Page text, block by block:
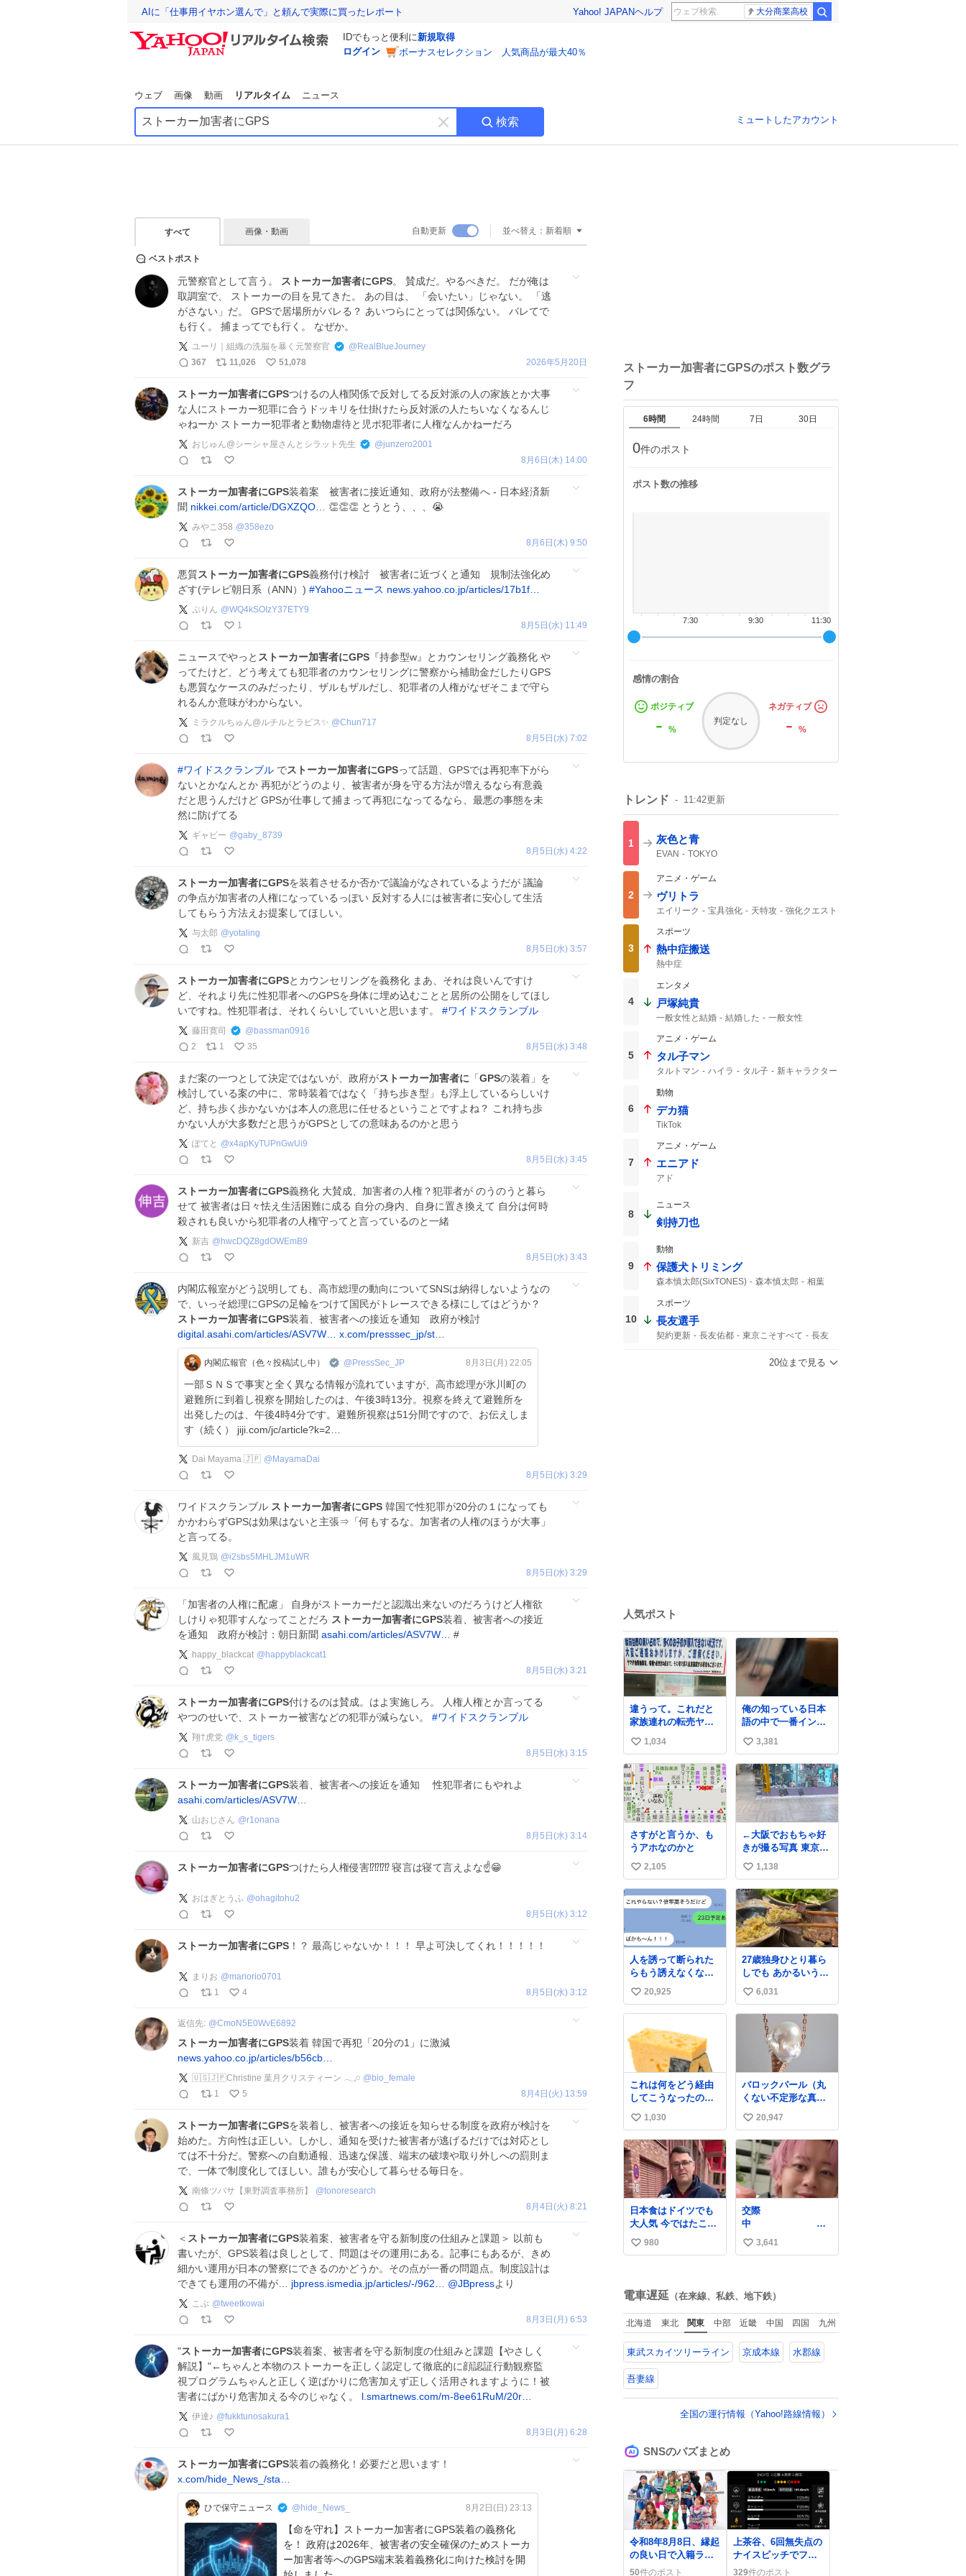
AIに「仕事用イヤホン選んで」と頼んで実際に買ったレポート Yahoo! JAPANヘルプ 大分商業高校
IDでもっと便利に新規取得
ログイン
ボーナスセレクション 人気商品が最大40％
ウェブ 画像 動画 リアルタイム ニュース
キ
ー
す
検索 ミュートしたアカウント
すべて 画像・動画 自動更新 並べ替え： 新着順
ベストポスト
元警察官として言う。 ストーカー加害者にGPS。 賛成だ。やるべきだ。 だが俺は
取調室で、 ストーカーの目を見てきた。 あの目は、 「会いたい」じゃない。 「逃
がさない」だ。 GPSで居場所がバレる？ あいつらにとっては関係ない。 バレてで
も行く。 捕まってでも行く。 なぜか。
ユーリ｜組織の洗脳を暴く元警察官 @ RealBlueJourney
367
11,026 51,078 2026年5月20日
ストーカー加害者にGPSつけるの人権関係で反対してる反対派の人の家族とか大事
な人にストーカー犯罪に合うドッキリを仕掛けたら反対派の人たちいなくなるんじ
ゃねーか ストーカー犯罪者と動物虐待と児ポ犯罪者に人権なんかねーだろ
おじゅん@シーシャ屋さんとシラット先生 @junzero2001
8月6日(木) 14:00
ストーカー加害者にGPS装着案 被害者に接近通知、政府が法整備へ - 日本経済新
聞 nikkei.com/article/DGXZQO… 👏👏👏 とうとう、、、😭
みやこ358 @358ezo
8月6日(木) 9:50
悪質ストーカー加害者にGPS義務付け検討 被害者に近づくと通知 規制法強化め
ざす(テレビ朝日系（ANN）) #Yahooニュース news.yahoo.co.jp/articles/17b1f…
ぷりん @WQ4kSOIzY37ETY9
1
8月5日(水) 11:49
ニュースでやっと ストーカー加害者にGPS 『持参型w』とカウンセリング義務化 や
ってたけど、どう考えても犯罪者のカウンセリングに警察から補助金だしたりGPS
も悪質なケースのみだったり、ザルもザルだし、犯罪者の人権がなぜそこまで守ら
れるんか意味がわからない。
ミラクルちゅん@ルチルとラピス✨ @Chun717
8月5日(水) 7:02
#ワイドスクランブル でストーカー加害者にGPSって話題、GPSでは再犯率下がら
ないとかなんとか 再犯がどうのより、被害者が身を守る方法が増えるなら有意義
だと思うんだけど GPSが仕事して捕まって再犯になってるなら、最悪の事態を未
然に防げてる
ギャビー @gaby_8739
8月5日(水) 4:22
ストーカー加害者にGPSを装着させるか否かで議論がなされているようだが 議論
の争点が加害者の人権になっているっぽい 反対する人には被害者に安心して生活
してもらう方法えお提案してほしい。
与太郎 @yotaling
8月5日(水) 3:57
ストーカー加害者にGPSとカウンセリングを義務化 まあ、それは良いんですけ
ど、それより先に性犯罪者へのGPSを身体に埋め込むことと居所の公開をしてほし
いですね。性犯罪者は、それくらいしていいと思います。 #ワイドスクランブル
藤田寛司 @ bassman0916
2
1 35 8月5日(水) 3:48
まだ案の一つとして決定ではないが、政府がストーカー加害者に 「 GPSの装着」を
検討している案の中に、常時装着ではなく「持ち歩き型」も浮上しているらしいけ
ど、持ち歩く歩かないかは本人の意思に任せるということですよね？ これ持ち歩
かない人が大多数だと思うがGPSとしての意味あるのかと思う
ぽてと @x4apKyTUPnGwUi9
8月5日(水) 3:45
ストーカー加害者にGPS義務化 大賛成、加害者の人権？犯罪者が のうのうと暮ら
せて 被害者は日々怯え生活困難に成る 自分の身内、自身に置き換えて 自分は何時
殺されも良いから犯罪者の人権守ってと言っているのと一緒
新吉 @ hwcDQZ8gdOWEmB9
8月5日(水) 3:43
内閣広報室がどう説明しても、高市総理の動向についてSNSは納得しないようなの
で、いっそ総理にGPSの足輪をつけて国民がトレースできる様にしてはどうか？
ストーカー加害者にGPS装着、被害者への接近を通知 政府が検討
digital.asahi.com/articles/ASV7W…
x.com/presssec_jp/st…
内閣広報官（色々投稿試し中） @PressSec_JP 8月3日(月) 22:05
一部ＳＮＳで事実と全く異なる情報が流れていますが、高市総理が氷川町の
避難所に到着し視察を開始したのは、午後3時13分。視察を終えて避難所を
出発したのは、午後4時4分です。避難所視察は51分間ですので、お伝えしま
す（続く） jiji.com/jc/article?k=2…
Dai Mayama 🇯🇵 @ MayamaDai
8月5日(水) 3:29
ワイドスクランブル ストーカー加害者にGPS 韓国で性犯罪が20分の１になっても
かかわらずGPSは効果はないと主張⇒「何もするな。加害者の人権のほうが大事」
と言ってる。
風見鶏 @i2sbs5MHLJM1uWR
8月5日(水) 3:29
「加害者の人権に配慮」 自身がストーカーだと認識出来ないのだろうけど人権欲
しけりゃ犯罪すんなってことだろ ストーカー加害者にGPS装着、被害者への接近
を通知 政府が検討：朝日新聞 asahi.com/articles/ASV7W… #
happy_blackcat @ happyblackcat1
8月5日(水) 3:21
ストーカー加害者にGPS付けるのは賛成。はよ実施しろ。 人権人権とか言ってる
やつのせいで、ストーカー被害などの犯罪が減らない。 #ワイドスクランブル
翔†虎党 @ k_s_tigers
8月5日(水) 3:15
ストーカー加害者にGPS装着、被害者への接近を通知 性犯罪者にもやれよ
asahi.com/articles/ASV7W…
山おじさん @r1onana
8月5日(水) 3:14
ストーカー加害者にGPSつけたら人権侵害⁉️⁉️⁉️⁉️ 寝言は寝て言えよな☝️😁
おはぎとうふ @ohagitohu2
8月5日(水) 3:12
ストーカー加害者にGPS ！？ 最高じゃないか！！！ 早よ可決してくれ！！！！！
まりお @mariorio0701
1
4 8月5日(水) 3:12
返信先: @CmoN5E0WvE6892
ストーカー加害者にGPS装着 韓国で再犯「20分の1」に激減
news.yahoo.co.jp/articles/b56cb…
🇺🇸🇯🇵Christine 葉月クリスティーン 𓂃𓈒𓏸 @ bio_female
1
5 8月4日(火) 13:59
ストーカー加害者にGPSを装着し、被害者への接近を知らせる制度を政府が検討を
始めた。方向性は正しい。しかし、通知を受けた被害者が逃げるだけでは対応とし
ては不十分だ。警察への自動通報、迅速な保護、端末の破壊や取り外しへの罰則ま
で、一体で制度化してほしい。誰もが安心して暮らせる毎日を。
南條ツバサ【東野調査事務所】 @tonoresearch
8月4日(火) 8:21
＜ ストーカー加害者にGPS装着案、被害者を守る新制度の仕組みと課題＞ 以前も
書いたが、GPS装着は良しとして、問題はその運用にある。記事にもあるが、きめ
細かい運用が日本の警察にできるのかどうか。その点が一番の問題点。制度設計は
できても運用の不備が… jbpress.ismedia.jp/articles/-/962… @JBpressより
こぶ @tweetkowai
8月3日(月) 6:53
"ストーカー加害者にGPS装着案、被害者を守る新制度の仕組みと課題【やさしく
解説】"←ちゃんと本物のストーカーを正しく認定して徹底的に顔認証行動観察監
視プログラムちゃんと正しく逆ばかりに危害加えず正しく活用されますように！被
害者にばかり危害加える今のじゃなく。 l.smartnews.com/m-8ee61RuM/20r…
伊達♪ @fukktunosakura1
8月3日(月) 6:28
ストーカー加害者にGPS装着の義務化！必要だと思います！
x.com/hide_News_/sta…
ひで保守ニュース @hide_News_ 8月2日(日) 23:13
【命を守れ】ストーカー加害者にGPS装着の義務化
を！ 政府は2026年、被害者の安全確保のためストーカ
ー加害者等へのGPS端末装着義務化に向けた検討を開
ストーカー加害者にGPSのポスト数グラ
フ
6時間 24時間 7日 30日
0件のポスト
ポスト数の推移
11:30
9:30
7:30
感情の割合
ポジティブ
- %
判定なし
ネガティブ
-%
トレンド 11:42更新
1 灰色と青
EVAN TOKYO
2
アニメ・ゲーム
ヴリトラ
エイリーク 宝具強化 天特攻
強化クエスト
3
スポーツ
熱中症搬送
熱中症
4
エンタメ
戸塚純貴
一般女性と結婚 結婚した 一般女性
5
アニメ・ゲーム
タル子マン
タルトマン ハイラ タル子
新キャラクター
6
動物
デカ猫
TikTok
7
アニメ・ゲーム
エニアド
アド
8
ニュース
剣持刀也
9
動物
保護犬トリミング
森本慎太郎(SixTONES) 森本慎太郎
相葉
10
スポーツ
長友選手
契約更新 長友佑都 東京こそすべて 長友
20位まで見る
人気ポスト
違うって。これだと
家族連れの転売ヤー
に持ってかれるだ
け。 ポケカと同じで
浅はかすぎる💦
い
い
ね
数
1,034
俺の知っている日本
語の中で一番イント
ネーションが可愛い
い
い
ね
数
3,381
さすがと言うか、も
うアホなのかと
い
い
ね
2,105
←大阪でおもちゃ好
きが撮る写真 東京で
おもちゃ好きが撮る
写真→
い
い
ね
数
1,138
人を誘って断られた
らもう誘えなくなる
って人、これ見て元
気出してほしい
い
い
数
20,925
27歳独身ひとり暮ら
しでも あかるいうち
から呑みながらキッ
チンでひとり焼肉で
きてしあわせだもん՞
o̴̶̷̥ ̫ o̴̶̷̥ ՞
い
い
6,031
これは何をどう経由
してこうなったのか
全くわからない構造
のすしざんまいの玉
子
い
い
ね
数
1,030
バロックパール（丸
くない不定形な真
珠）を溶けたアイス
や飴玉、雲、アヒル
に見立ててジュエリ
ーデザイナー、Ben
Choi 蔡俊文さんの作
品。
instagram.com/bcjo
aillerie/
い
い
ね
数
20,947
日本食はドイツでも
大人気 今ではたこ焼
きも入手可能です
が、🥑や🌽、ウィン
たこ焼きへと進化 大
使館の広報課長ハイ
ンリッヒは、日本で
たこ焼きに心奪わ
れ、ベルリンにいた
ときには出店で焼い
てました👏（ええ笑
顔や） #たこ焼きの
日
い
数
980
交際
中
結婚して5年
い
数
3,641
電車遅延 （在来線、私鉄、地下鉄）
北海道 東北 関東 中部 近畿 中国 四国 九州
東武スカイツリーライン 京成本線 水郡線
吾妻線
全国の運行情報（Yahoo!路線情報）
SNSのバズまとめ
令和8年8月8日、縁起
の良い日で入籍ラッ
シュがSNSで話題に
50件のポスト
上茶谷、6回無失点の
ナイスピッチでファ
ン歓喜「最高」「ナ
329件のポスト